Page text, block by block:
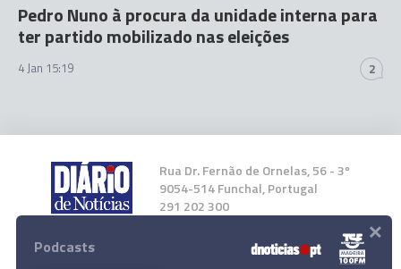
Pedro Nuno à procura da unidade interna para
ter partido mobilizado nas eleições
4 Jan 15:19 2
Rua Dr. Fernão de Ornelas, 56 - 3º
9054-514 Funchal, Portugal
291 202 300
Instale a nossa App
Podcasts ×